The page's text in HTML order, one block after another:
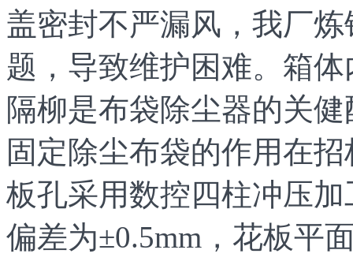
盖密封不严漏风，我厂
题，导致维护困难。箱
隔柳是布袋除尘器的关
固定除尘布袋的作用在
板孔采用数控四柱冲压
偏差为±0.5mm，花板平